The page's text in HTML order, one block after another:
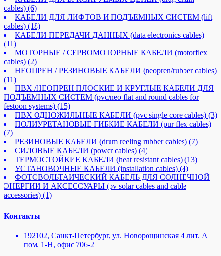
cables) (6)
КАБЕЛИ ДЛЯ ЛИФТОВ И ПОДЪЕМНЫХ СИСТЕМ (lift
cables) (18)
КАБЕЛИ ПЕРЕДАЧИ ДАННЫХ (data electronics cables)
(11)
МОТОРНЫЕ / СЕРВОМОТОРНЫЕ КАБЕЛИ (motorflex
cables) (2)
НЕОПРЕН / РЕЗИНОВЫЕ КАБЕЛИ (neopren/rubber cables)
(11)
ПВХ /НЕОПРЕН ПЛОСКИЕ И КРУГЛЫЕ КАБЕЛИ ДЛЯ
ПОДЪЕМНЫХ СИСТЕМ (pvc/neo flat and round cables for
festoon systems) (15)
ПВХ ОДНОЖИЛЬНЫЕ КАБЕЛИ (pvc single core cables) (3)
ПОЛИУРЕТАНОВЫЕ ГИБКИЕ КАБЕЛИ (pur flex cables)
(7)
РЕЗИНОВЫЕ КАБЕЛИ (drum reeling rubber cables) (7)
СИЛОВЫЕ КАБЕЛИ (power cables) (4)
ТЕРМОСТОЙКИЕ КАБЕЛИ (heat resistant cables) (13)
УСТАНОВОЧНЫЕ КАБЕЛИ (installation cables) (4)
ФОТОВОЛЬТАИЧЕСКИЙ КАБЕЛЬ ДЛЯ СОЛНЕЧНОЙ
ЭНЕРГИИ И АКСЕССУАРЫ (pv solar cables and cable
accessories) (1)
Контакты
192102, Санкт-Петербург, ул. Новорощинская 4 лит. А
пом. 1-Н, офис 706-2